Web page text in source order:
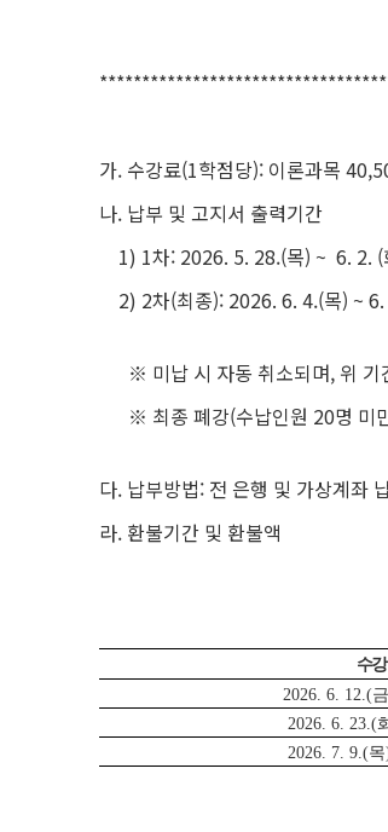
가. 수강료(1학점당): 이론과목
나. 납부 및 고지서 출력기간
1) 1차: 2026. 5. 28.(목) ~ 6. 2. (
2) 2차(최종): 2026. 6. 4.(목) ~ 6.
※ 미납 시 자동 취소되며, 위 기
※ 최종 폐강(수납인원 20명 미
다. 납부방법: 전 은행 및 가상계좌
라. 환불기간 및 환불액
수
2026. 6. 12.(
2026. 6. 23.(
2026. 7. 9.(